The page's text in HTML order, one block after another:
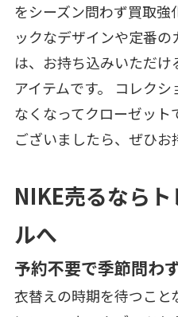
をシーズン問わず買取強
ックなデザインや定番
は、お持ち込みいただ
アイテムです。 コレク
なくなってクローゼッ
ございましたら、ぜひお
NIKE売るなら
ルへ
予約不要で季節問わ
衣替えの時期を待つこと